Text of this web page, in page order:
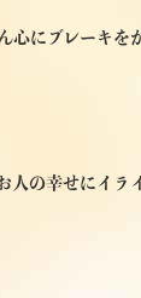
心にブレーキを
人の幸せにイラ